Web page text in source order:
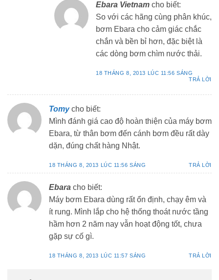
Ebara Vietnam cho biết:
So với các hãng cùng phân khúc,
bơm Ebara cho cảm giác chắc
chắn và bền bỉ hơn, đặc biệt là
các dòng bơm chìm nước thải.
18 THÁNG 8, 2013 LÚC 11:56 SÁNG
TRẢ LỜI
Tomy cho biết:
Mình đánh giá cao độ hoàn thiện của máy bơm
Ebara, từ thân bơm đến cánh bơm đều rất dày
dặn, đúng chất hàng Nhật.
18 THÁNG 8, 2013 LÚC 11:56 SÁNG TRẢ LỜI
Ebara cho biết:
Máy bơm Ebara dùng rất ổn định, chạy êm và
ít rung. Mình lắp cho hệ thống thoát nước tầng
hầm hơn 2 năm nay vẫn hoạt động tốt, chưa
gặp sự cố gì.
18 THÁNG 8, 2013 LÚC 11:57 SÁNG TRẢ LỜI